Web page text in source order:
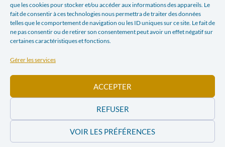
que les cookies pour stocker et/ou accéder aux informations des appareils. Le
fait de consentir à ces technologies nous permettra de traiter des données
telles que le comportement de navigation ou les ID uniques sur ce site. Le fait de
ne pas consentir ou de retirer son consentement peut avoir un effet négatif sur
certaines caractéristiques et fonctions.
Gérer les services
ACCEPTER
REFUSER
VOIR LES PRÉFÉRENCES
POLITIQUE DE CONFIDENTIALITÉ| JUSTICE & PAIX – CHAUSSÉE SAINT-PIERRE, 208 À 1040
BRUXELLES TÉL : +32 (0) 2 896 95 00 INFO@JUSTICEPAIX.BE | WEBDESIGN PAR